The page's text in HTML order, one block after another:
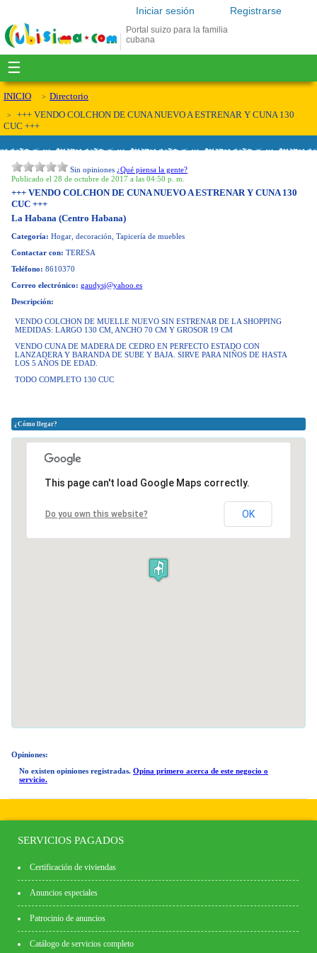
Registrarse
Iniciar sesión
Portal suizo para la familia
cubana
☰
INICIO
Directorio
+++ VENDO COLCHON DE CUNA NUEVO A ESTRENAR Y CUNA 130
CUC +++
Sin opiniones ¿Qué piensa la gente?
Publicado el 28 de octubre de 2017 a las 04:50 p. m.
+++ VENDO COLCHON DE CUNA NUEVO A ESTRENAR Y CUNA 130
CUC +++
La Habana (Centro Habana)
Categoría: Hogar, decoración, Tapicería de muebles
Contactar con: TERESA
Teléfono: 8610370
Correo electrónico: gaudysj@yahoo.es
Descripción:
VENDO COLCHON DE MUELLE NUEVO SIN ESTRENAR DE LA SHOPPING
MEDIDAS: LARGO 130 CM, ANCHO 70 CM Y GROSOR 19 CM
VENDO CUNA DE MADERA DE CEDRO EN PERFECTO ESTADO CON
LANZADERA Y BARANDA DE SUBE Y BAJA. SIRVE PARA NIÑOS DE HASTA
LOS 5 AÑOS DE EDAD.
TODO COMPLETO 130 CUC
¿Cómo llegar?
This page can't load Google Maps correctly.
Do you own this website? OK
Opiniones:
No existen opiniones registradas. Opina primero acerca de este negocio o
servicio.
SERVICIOS PAGADOS
Certificación de viviendas
Anuncios especiales
Patrocinio de anuncios
Catálogo de servicios completo